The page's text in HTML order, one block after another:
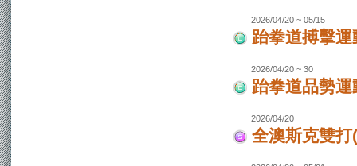
2026/04/20 ~ 05/15
跆拳道搏擊
2026/04/20 ~ 30
跆拳道品勢
2026/04/20
全澳斯克雙